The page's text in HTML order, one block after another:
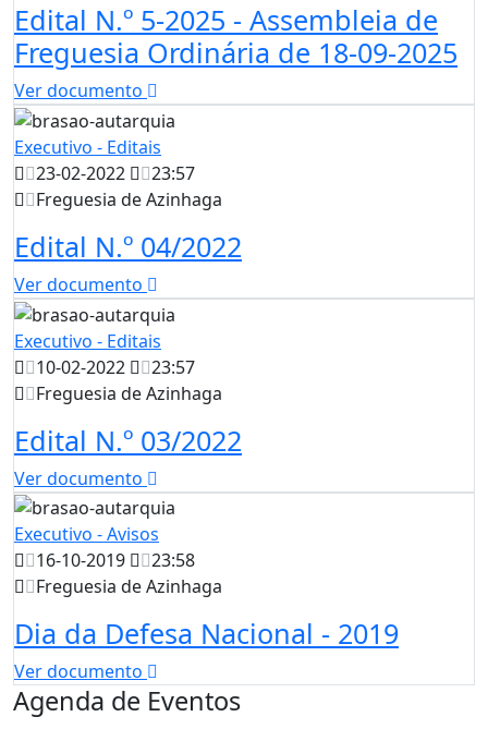
Edital N.º 5-2025 - Assembleia de
Freguesia Ordinária de 18-09-2025
Ver documento
Executivo - Editais
23-02-2022
23:57
Freguesia de Azinhaga
Edital N.º 04/2022
Ver documento
Executivo - Editais
10-02-2022
23:57
Freguesia de Azinhaga
Edital N.º 03/2022
Ver documento
Executivo - Avisos
16-10-2019
23:58
Freguesia de Azinhaga
Dia da Defesa Nacional - 2019
Ver documento
Agenda de Eventos